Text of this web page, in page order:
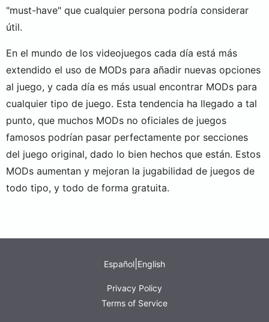
"must-have" que cualquier persona podría considerar
útil.
En el mundo de los videojuegos cada día está más
extendido el uso de MODs para añadir nuevas opciones
al juego, y cada día es más usual encontrar MODs para
cualquier tipo de juego. Esta tendencia ha llegado a tal
punto, que muchos MODs no oficiales de juegos
famosos podrían pasar perfectamente por secciones
del juego original, dado lo bien hechos que están. Estos
MODs aumentan y mejoran la jugabilidad de juegos de
todo tipo, y todo de forma gratuita.
Español English
Privacy Policy
Terms of Service